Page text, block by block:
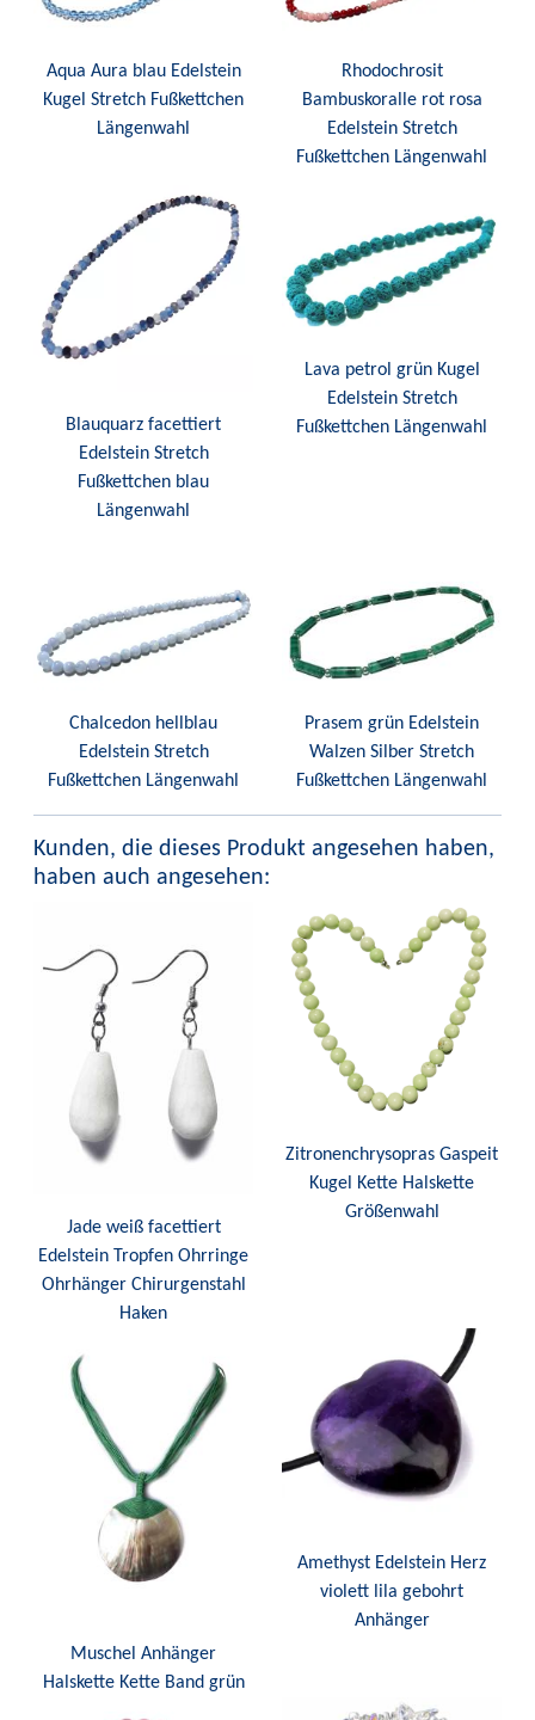
Aqua Aura blau Edelstein
Kugel Stretch Fußkettchen
Längenwahl
Rhodochrosit
Bambuskoralle rot rosa
Edelstein Stretch
Fußkettchen Längenwahl
Blauquarz facettiert
Edelstein Stretch
Fußkettchen blau
Längenwahl
Lava petrol grün Kugel
Edelstein Stretch
Fußkettchen Längenwahl
Chalcedon hellblau
Edelstein Stretch
Fußkettchen Längenwahl
Prasem grün Edelstein
Walzen Silber Stretch
Fußkettchen Längenwahl
Kunden, die dieses Produkt angesehen haben,
haben auch angesehen:
Jade weiß facettiert
Edelstein Tropfen Ohrringe
Ohrhänger Chirurgenstahl
Haken
Zitronenchrysopras Gaspeit
Kugel Kette Halskette
Größenwahl
Muschel Anhänger
Halskette Kette Band grün
Amethyst Edelstein Herz
violett lila gebohrt
Anhänger